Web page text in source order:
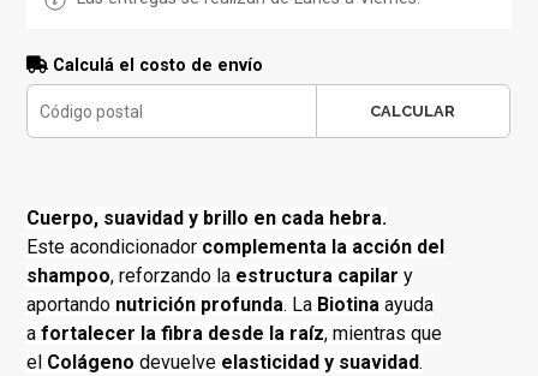
Calculá el costo de envío
CALCULAR
Cuerpo, suavidad y brillo en cada hebra.
Este acondicionador complementa la acción del
shampoo, reforzando la estructura capilar y
aportando nutrición profunda. La Biotina ayuda
afortalecer la fibra desde la raíz, mientras que
el Colágeno devuelve elasticidad y suavidad.